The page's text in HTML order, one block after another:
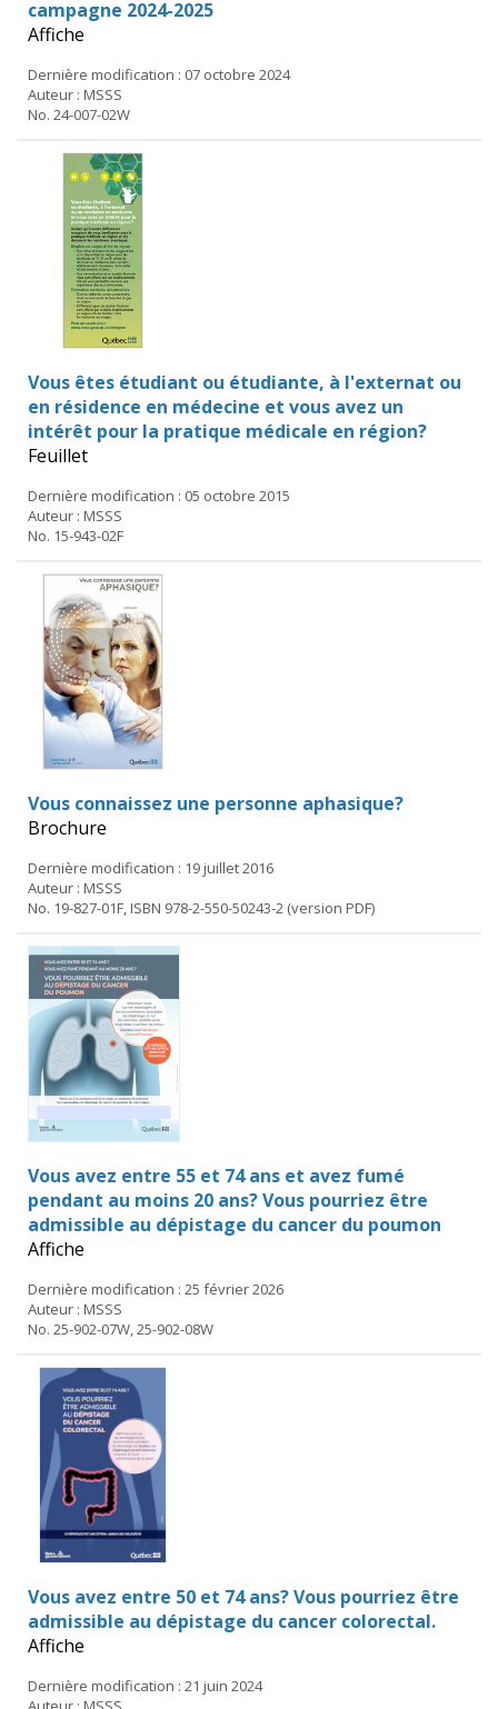
campagne 2024-2025
Affiche
Dernière modification : 07 octobre 2024
Auteur : MSSS
No. 24-007-02W
Vous êtes étudiant ou étudiante, à l'externat ou
en résidence en médecine et vous avez un
intérêt pour la pratique médicale en région?
Feuillet
Dernière modification : 05 octobre 2015
Auteur : MSSS
No. 15-943-02F
Vous connaissez une personne aphasique?
Brochure
Dernière modification : 19 juillet 2016
Auteur : MSSS
No. 19-827-01F, ISBN 978-2-550-50243-2 (version PDF)
Vous avez entre 55 et 74 ans et avez fumé
pendant au moins 20 ans? Vous pourriez être
admissible au dépistage du cancer du poumon
Affiche
Dernière modification : 25 février 2026
Auteur : MSSS
No. 25-902-07W, 25-902-08W
Vous avez entre 50 et 74 ans? Vous pourriez être
admissible au dépistage du cancer colorectal.
Affiche
Dernière modification : 21 juin 2024